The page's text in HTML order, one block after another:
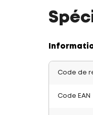
Code de
Code EAN